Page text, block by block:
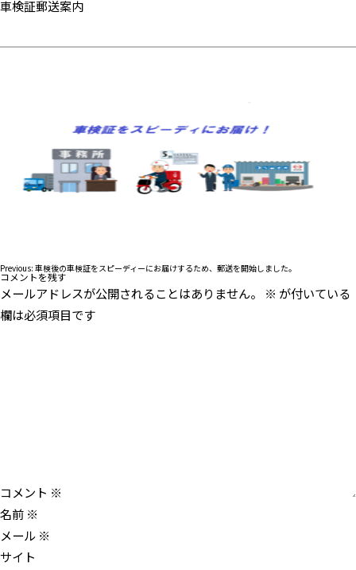
車検証郵送案内
投
稿
ナ
ゲ
Previous: 車検後の車検証をスピーディーにお届けするため、郵送を開始しました。
コメントを残す
メールアドレスが公開されることはありません。 ※ が付いている
欄は必須項目です
コメント ※
名前 ※
メール ※
サイト